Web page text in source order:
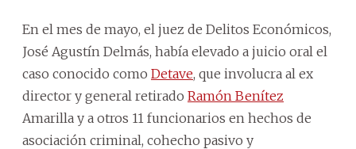
En el mes de mayo, el juez de Delitos Económicos,
José Agustín Delmás, había elevado a juicio oral el
caso conocido como Detave, que involucra al ex
director y general retirado Ramón Benítez
Amarilla y a otros 11 funcionarios en hechos de
asociación criminal, cohecho pasivo y